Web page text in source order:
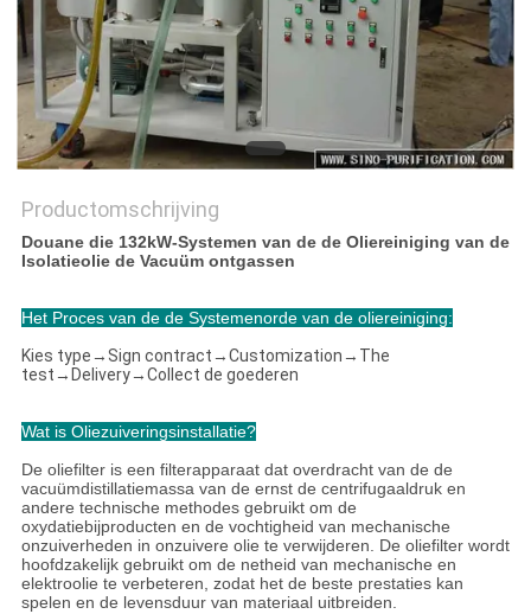
Productomschrijving
Douane die 132kW-Systemen van de de Oliereiniging van de
Isolatieolie de Vacuüm ontgassen
Het Proces van de de Systemenorde van de oliereiniging:
Kies type→Sign contract→Customization→The
test→Delivery→Collect de goederen
Wat is Oliezuiveringsinstallatie?
De oliefilter is een filterapparaat dat overdracht van de de
vacuümdistillatiemassa van de ernst de centrifugaaldruk en
andere technische methodes gebruikt om de
oxydatiebijproducten en de vochtigheid van mechanische
onzuiverheden in onzuivere olie te verwijderen. De oliefilter wordt
hoofdzakelijk gebruikt om de netheid van mechanische en
elektroolie te verbeteren, zodat het de beste prestaties kan
spelen en de levensduur van materiaal uitbreiden.